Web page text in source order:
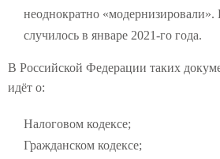
неоднократно «модернизировали».
случилось в январе 2021-го года.
В Российской Федерации таких
идёт о:
Налоговом кодексе;
Гражданском кодексе;